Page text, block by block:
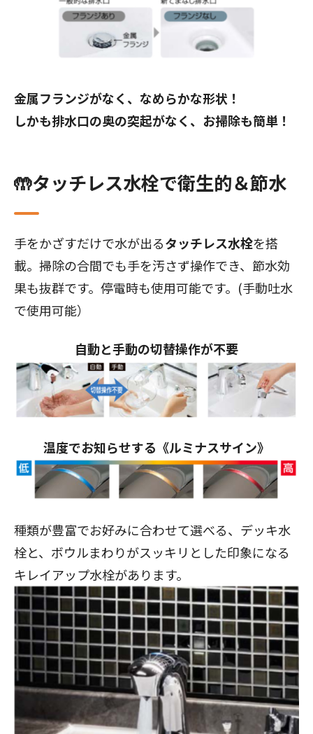
金属フランジがなく、なめらかな形状！
しかも排水口の奥の突起がなく、お掃除も簡単！
🤲タッチレス水栓で衛生的＆節水
手をかざすだけで水が出るタッチレス水栓を搭
載。掃除の合間でも手を汚さず操作でき、節水効
果も抜群です。停電時も使用可能です。(手動吐水
で使用可能）
自動と手動の切替操作が不要
温度でお知らせする《ルミナスサイン》
種類が豊富でお好みに合わせて選べる、デッキ水
栓と、ボウルまわりがスッキリとした印象になる
キレイアップ水栓があります。